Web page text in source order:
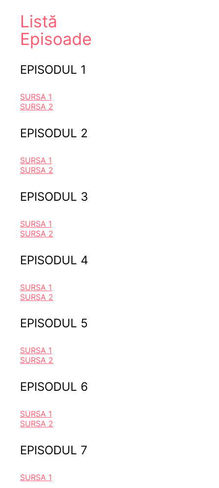
Listă
Episoade
EPISODUL 1
SURSA 1
SURSA 2
EPISODUL 2
SURSA 1
SURSA 2
EPISODUL 3
SURSA 1
SURSA 2
EPISODUL 4
SURSA 1
SURSA 2
EPISODUL 5
SURSA 1
SURSA 2
EPISODUL 6
SURSA 1
SURSA 2
EPISODUL 7
SURSA 1